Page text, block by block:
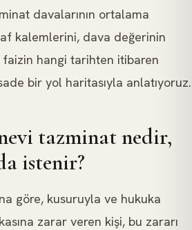
davalarının ortalama
kalemlerini, dava değerinin
faizin hangi tarihten itibaren
bir yol haritasıyla anlatıyoruz.
tazminat nedir,
istenir?
göre, kusuruyla ve hukuka
zarar veren kişi, bu zararı